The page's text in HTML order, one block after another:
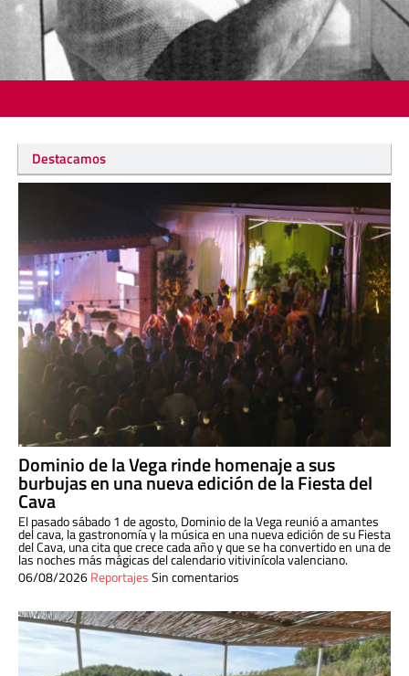
Destacamos
Dominio de la Vega rinde homenaje a sus
burbujas en una nueva edición de la Fiesta del
Cava
El pasado sábado 1 de agosto, Dominio de la Vega reunió a amantes
del cava, la gastronomía y la música en una nueva edición de su Fiesta
del Cava, una cita que crece cada año y que se ha convertido en una de
las noches más mágicas del calendario vitivinícola valenciano.
06/08/2026ReportajesSin comentarios